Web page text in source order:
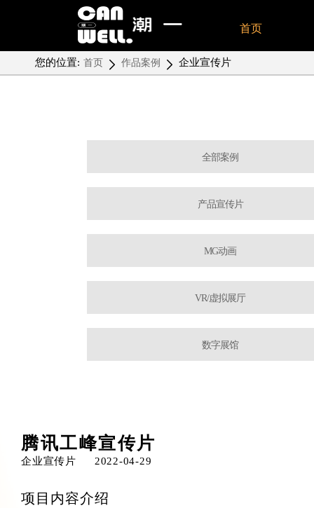
首页
您的位置: 首页 作品案例 企业宣传片
全部案例
产品宣传片
MG动画
VR/虚拟展厅
数字展馆
腾讯工峰宣传片
企业宣传片 2022-04-29
项目内容介绍